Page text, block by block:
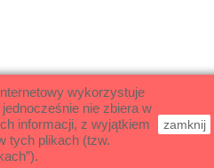
wykorzystuje
nie zbiera w
informacji, z wyjątkiem
tych plikach (tzw.
zamknij